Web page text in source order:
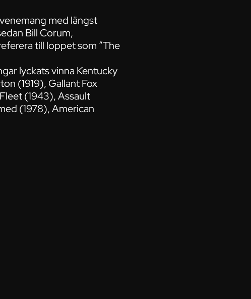
med längst
Bill Corum,
till loppet som “The
lyckats vinna Kentucky
(1919), Gallant Fox
(1943), Assault
(1978), American